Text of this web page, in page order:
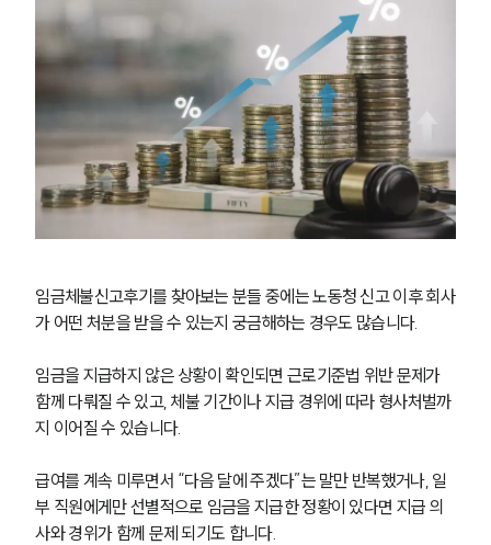
임금체불신고후기를 찾아보는 분들 중에는 노동청 신고 이후 회사
가 어떤 처분을 받을 수 있는지 궁금해하는 경우도 많습니다.
임금을 지급하지 않은 상황이 확인되면 근로기준법 위반 문제가
함께 다뤄질 수 있고, 체불 기간이나 지급 경위에 따라 형사처벌까
지 이어질 수 있습니다.
급여를 계속 미루면서 “다음 달에 주겠다”는 말만 반복했거나, 일
부 직원에게만 선별적으로 임금을 지급한 정황이 있다면 지급 의
사와 경위가 함께 문제 되기도 합니다.